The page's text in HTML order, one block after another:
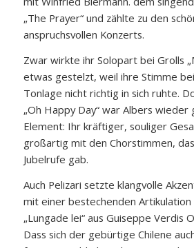
„The Prayer“ und zählte zu den
anspruchsvollen Konzerts.
Zwar wirkte ihr Solopart bei Grolls
etwas gestelzt, weil ihre Stimme
Tonlage nicht richtig in sich ruhte.
„Oh Happy Day“ war Albers wieder
Element: Ihr kräftiger, souliger
großartig mit den Chorstimmen,
Jubelrufe gab.
Auch Pelizari setzte klangvolle
mit einer bestechenden Artikulation
„Lungade lei“ aus Guiseppe Verdis
Dass sich der gebürtige Chilene